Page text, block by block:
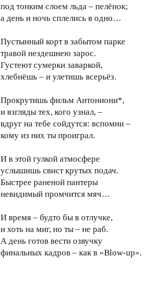
под тонким слоем льда – пелёнок;
а день и ночь сплелись в одно…
Пустынный корт в забытом парке
травой нездешнею зарос.
Густеют сумерки заваркой,
хлебнёшь – и улетишь всерьёз.
Прокрутишь фильм Антониони*,
и взгляды тех, кого узнал, –
вдруг на тебе сойдутся: вспомни –
кому из них ты проиграл.
И в этой гулкой атмосфере
услышишь свист крутых подач.
Быстрее раненой пантеры
невидимый промчится мяч…
И время – будто бы в отлучке,
и хоть на миг, но ты – не раб.
А день готов вести озвучку
финальных кадров – как в «Blow-up».